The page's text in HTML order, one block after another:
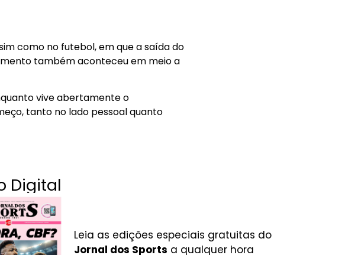
como no futebol, em que a saída do
também aconteceu em meio a
vive abertamente o
tanto no lado pessoal quanto
Digital
Leia as edições especiais gratuitas do
Jornal dos Sports a qualquer hora